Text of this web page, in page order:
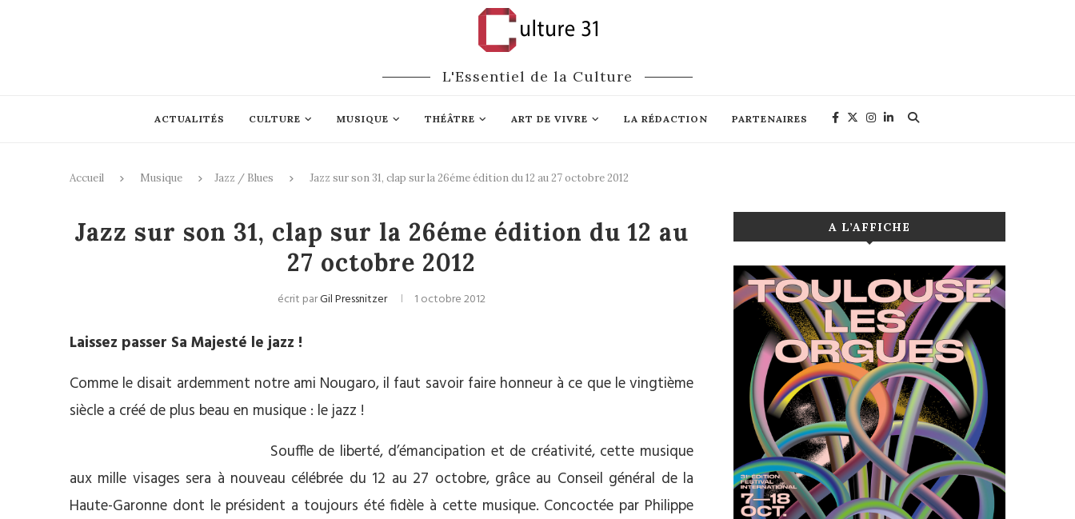
L'Essentiel de la Culture
ACTUALITÉS CULTURE MUSIQUE THÉÂTRE ART DE VIVRE LA RÉDACTION PARTENAIRES
Accueil Musique Jazz / Blues Jazz sur son 31, clap sur la 26éme édition du 12 au 27 octobre 2012
Jazz sur son 31, clap sur la 26éme édition du 12 au
27 octobre 2012
écrit parGil Pressnitzer 1 octobre 2012
Laissez passer Sa Majesté le jazz !
Comme le disait ardemment notre ami Nougaro, il faut savoir faire honneur à ce que le vingtième
siècle a créé de plus beau en musique : le jazz !
Souffle de liberté, d’émancipation et de créativité, cette musique
aux mille visages sera à nouveau célébrée du 12 au 27 octobre, grâce au Conseil général de la
Haute-Garonne dont le président a toujours été fidèle à cette musique. Concoctée par Philippe
A L’AFFICHE